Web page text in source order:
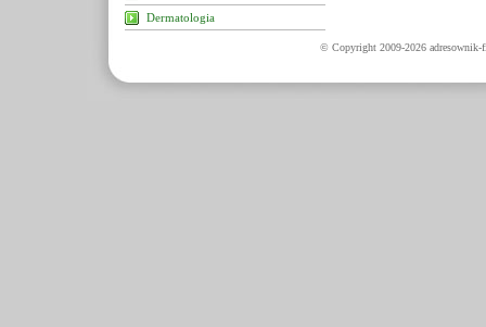
Dermatologia
© Copyright 2009-2026